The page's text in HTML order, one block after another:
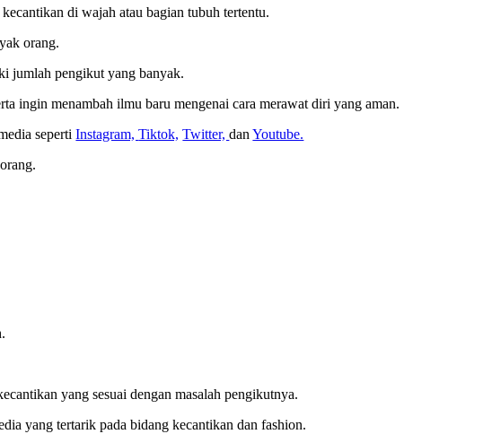
di wajah atau bagian tubuh tertentu.
orang.
jumlah pengikut yang banyak.
ingin menambah ilmu baru mengenai cara merawat diri yang aman.
sepertiInstagram,Tiktok, Twitter,danYoutube.
yang sesuai dengan masalah pengikutnya.
yang tertarik pada bidang kecantikan dan fashion.